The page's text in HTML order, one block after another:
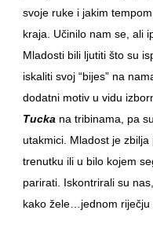
svoje ruke i jakim
kraja. Učinilo nam se, ali
Mladosti bili ljutiti što su
iskaliti svoj “bijes” na
dodatni motiv u vidu
Tucka na tribinama, pa
utakmici. Mladost je
trenutku ili u bilo kojem
parirati. Iskontrirali su
kako žele…jednom riječju